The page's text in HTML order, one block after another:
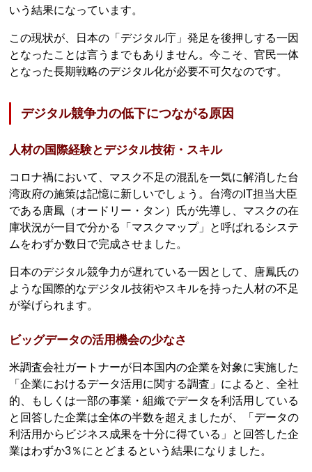
いう結果になっています。
この現状が、日本の「デジタル庁」発足を後押しする一因
となったことは言うまでもありません。今こそ、官民一体
となった長期戦略のデジタル化が必要不可欠なのです。
デジタル競争力の低下につながる原因
人材の国際経験とデジタル技術・スキル
コロナ禍において、マスク不足の混乱を一気に解消した台
湾政府の施策は記憶に新しいでしょう。台湾のIT担当大臣
である唐鳳（オードリー・タン）氏が先導し、マスクの在
庫状況が一目で分かる「マスクマップ」と呼ばれるシステ
ムをわずか数日で完成させました。
日本のデジタル競争力が遅れている一因として、唐鳳氏の
ような国際的なデジタル技術やスキルを持った人材の不足
が挙げられます。
ビッグデータの活用機会の少なさ
米調査会社ガートナーが日本国内の企業を対象に実施した
「企業におけるデータ活用に関する調査」によると、全社
的、もしくは一部の事業・組織でデータを利活用している
と回答した企業は全体の半数を超えましたが、「データの
利活用からビジネス成果を十分に得ている」と回答した企
業はわずか3％にとどまるという結果になりました。